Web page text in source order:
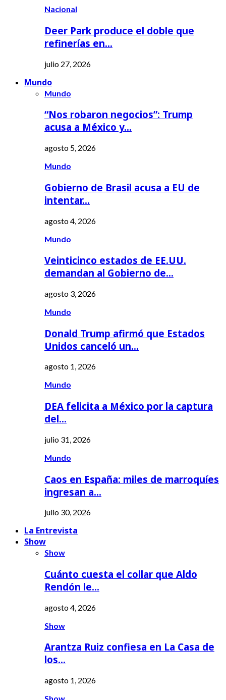
Nacional
Deer Park produce el doble que
refinerías en…
julio 27, 2026
Mundo
Mundo
“Nos robaron negocios”: Trump
acusa a México y…
agosto 5, 2026
Mundo
Gobierno de Brasil acusa a EU de
intentar…
agosto 4, 2026
Mundo
Veinticinco estados de EE.UU.
demandan al Gobierno de…
agosto 3, 2026
Mundo
Donald Trump afirmó que Estados
Unidos canceló un…
agosto 1, 2026
Mundo
DEA felicita a México por la captura
del…
julio 31, 2026
Mundo
Caos en España: miles de marroquíes
ingresan a…
julio 30, 2026
La Entrevista
Show
Show
Cuánto cuesta el collar que Aldo
Rendón le…
agosto 4, 2026
Show
Arantza Ruiz confiesa en La Casa de
los…
agosto 1, 2026